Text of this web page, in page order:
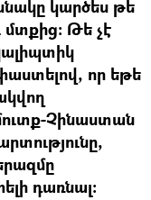
կարծես թե
մտքից։ Թե չէ
որ եթե
Չինաստան
դառնալ։​